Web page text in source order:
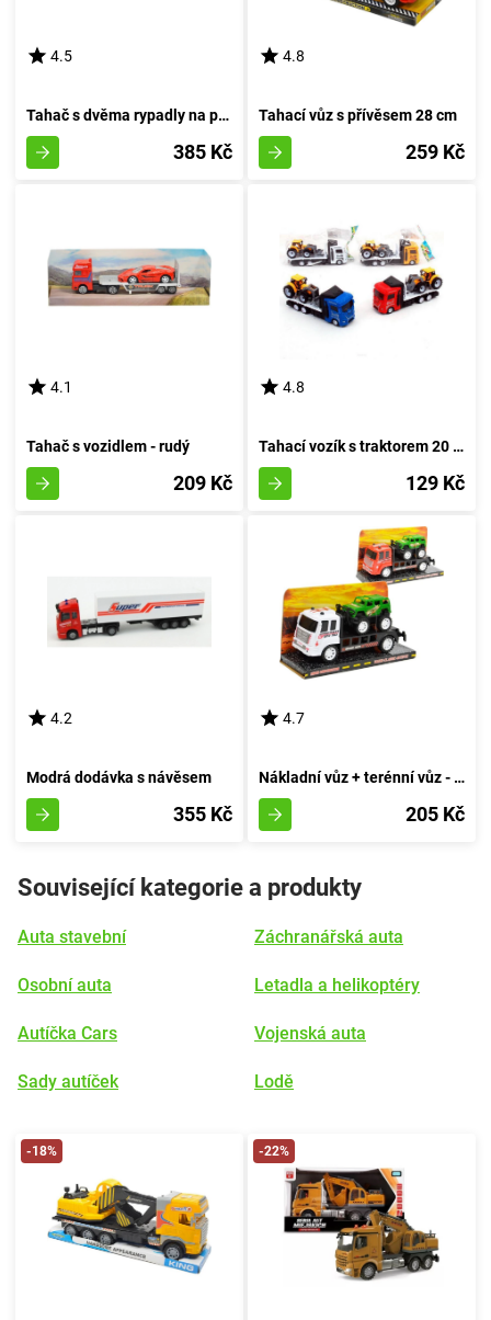
4.5
Tahač s dvěma rypadly na pásu
385 Kč
4.8
Tahací vůz s přívěsem 28 cm
259 Kč
4.1
Tahač s vozidlem - rudý
209 Kč
4.8
Tahací vozík s traktorem 20 cm - bílý
129 Kč
4.2
Modrá dodávka s návěsem
355 Kč
4.7
Nákladní vůz + terénní vůz - bílý
205 Kč
Související kategorie a produkty
Auta stavební
Osobní auta
Autíčka Cars
Sady autíček
Záchranářská auta
Letadla a helikoptéry
Vojenská auta
Lodě
-18% -22%